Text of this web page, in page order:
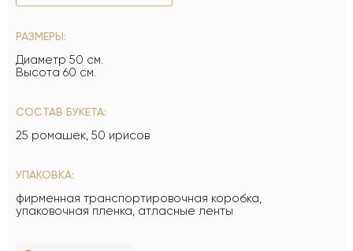
РАЗМЕРЫ:
Диаметр 50 см.
Высота 60 см.
СОСТАВ БУКЕТА:
25 ромашек, 50 ирисов
УПАКОВКА:
фирменная транспортировочная коробка,
упаковочная пленка, атласные ленты